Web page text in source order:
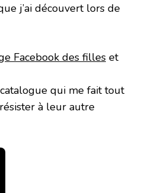
j’ai découvert lors de
Facebook des filles et
catalogue qui me fait tout
à leur autre